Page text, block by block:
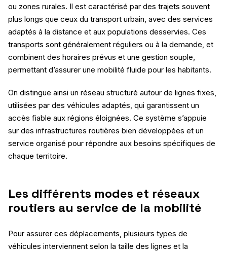
ou zones rurales. Il est caractérisé par des trajets souvent
plus longs que ceux du transport urbain, avec des services
adaptés à la distance et aux populations desservies. Ces
transports sont généralement réguliers ou à la demande, et
combinent des horaires prévus et une gestion souple,
permettant d’assurer une mobilité fluide pour les habitants.
On distingue ainsi un réseau structuré autour de lignes fixes,
utilisées par des véhicules adaptés, qui garantissent un
accès fiable aux régions éloignées. Ce système s’appuie
sur des infrastructures routières bien développées et un
service organisé pour répondre aux besoins spécifiques de
chaque territoire.
Les différents modes et réseaux
routiers au service de la mobilité
Pour assurer ces déplacements, plusieurs types de
véhicules interviennent selon la taille des lignes et la